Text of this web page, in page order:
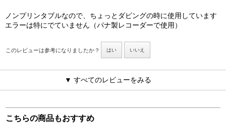
ノンプリンタブルなので、ちょっとダビングの時に使用しています
エラーは特にでていません（パナ製レコーダーで使用）
このレビューは参考になりましたか？ はい いいえ
▼ すべてのレビューをみる
こちらの商品もおすすめ